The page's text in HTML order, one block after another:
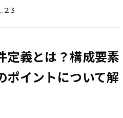
定義とは？構成要素
ポイントについて解